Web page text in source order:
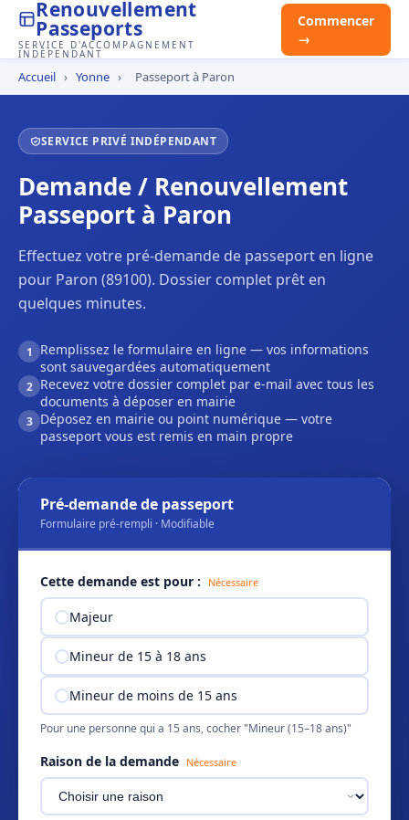
Renouvellement
Passeports
SERVICE D'ACCOMPAGNEMENT
INDÉPENDANT
Commencer
→
Accueil › Yonne › Passeport à Paron
SERVICE PRIVÉ INDÉPENDANT
Demande / Renouvellement
Passeport à Paron
Effectuez votre pré-demande de passeport en ligne
pour Paron (89100). Dossier complet prêt en
quelques minutes.
1
Remplissez le formulaire en ligne — vos informations
sont sauvegardées automatiquement
2 Recevez votre dossier complet par e-mail avec tous les
documents à déposer en mairie
3 Déposez en mairie ou point numérique — votre
passeport vous est remis en main propre
Pré-demande de passeport
Formulaire pré-rempli · Modifiable
Cette demande est pour : Nécessaire
Majeur
Mineur de 15 à 18 ans
Mineur de moins de 15 ans
Pour une personne qui a 15 ans, cocher "Mineur (15–18 ans)"
Raison de la demande Nécessaire